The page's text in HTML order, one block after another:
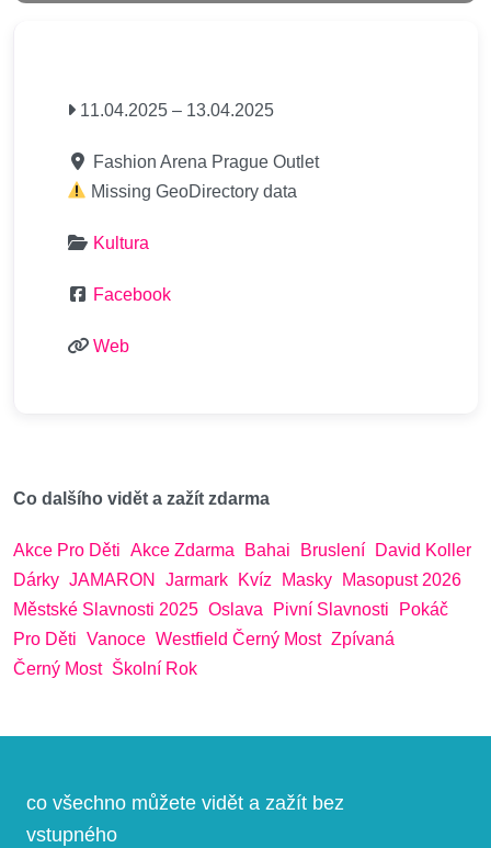
11.04.2025 – 13.04.2025
Fashion Arena Prague Outlet
Missing GeoDirectory data
Kultura
Facebook
Web
Co dalšího vidět a zažít zdarma
Akce Pro Děti Akce Zdarma Bahai Bruslení
David Koller
Dárky JAMARON Jarmark Kvíz Masky
Masopust 2026
Městské Slavnosti 2025 Oslava Pivní Slavnosti
Pokáč
Pro Děti Vanoce Westfield Černý Most Zpívaná
Černý Most Školní Rok
co všechno můžete vidět a zažít bez
vstupného